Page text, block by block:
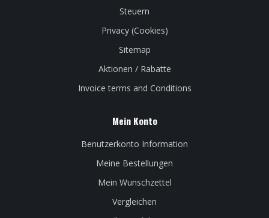
Steuern
Privacy (Cookies)
Sitemap
Aktionen / Rabatte
Invoice terms and Conditions
Mein Konto
Benutzerkonto Information
Meine Bestellungen
Mein Wunschzettel
Vergleichen